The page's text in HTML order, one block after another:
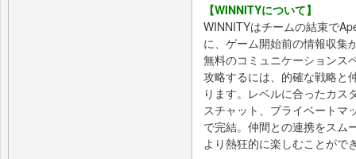
【WINNITYについて】
WINNITYはチームの結束で
に、ゲーム開始前の情報収集
無料のコミュニケーションス
攻略するには、的確な戦略と
ります。レベルに合ったカス
スチャット、プライベートマ
で完結。仲間との連携をス
より熱狂的に楽しむことがで